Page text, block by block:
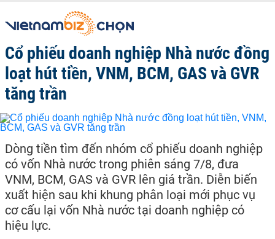
Cổ phiếu doanh nghiệp Nhà nước đồng
loạt hút tiền, VNM, BCM, GAS và GVR
tăng trần
Dòng tiền tìm đến nhóm cổ phiếu doanh nghiệp
có vốn Nhà nước trong phiên sáng 7/8, đưa
VNM, BCM, GAS và GVR lên giá trần. Diễn biến
xuất hiện sau khi khung phân loại mới phục vụ
cơ cấu lại vốn Nhà nước tại doanh nghiệp có
hiệu lực.